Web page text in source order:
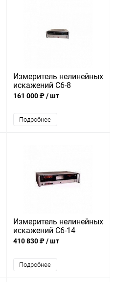
Измеритель нелинейных
искажений С6-8
161 000 ₽/ шт
Подробнее
Измеритель нелинейных
искажений С6-14
410 830 ₽/ шт
Подробнее